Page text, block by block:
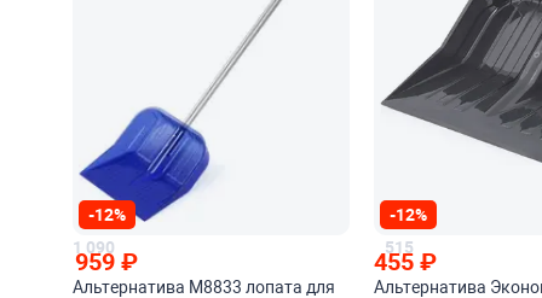
-12%
1 090
959₽
Альтернатива М8833 лопата для
-12%
515
455₽
Альтернатива